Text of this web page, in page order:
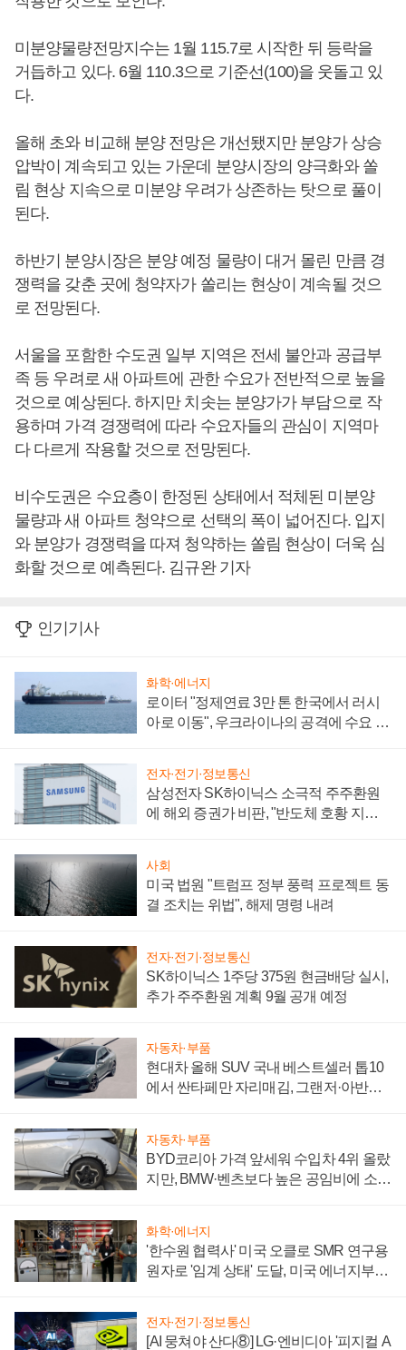
미분양물량전망지수는 1월 115.7로 시작한 뒤 등락을
거듭하고 있다. 6월 110.3으로 기준선(100)을 웃돌고 있
다.
올해 초와 비교해 분양 전망은 개선됐지만 분양가 상승
압박이 계속되고 있는 가운데 분양시장의 양극화와 쏠
림 현상 지속으로 미분양 우려가 상존하는 탓으로 풀이
된다.
하반기 분양시장은 분양 예정 물량이 대거 몰린 만큼 경
쟁력을 갖춘 곳에 청약자가 쏠리는 현상이 계속될 것으
로 전망된다.
서울을 포함한 수도권 일부 지역은 전세 불안과 공급부
족 등 우려로 새 아파트에 관한 수요가 전반적으로 높을
것으로 예상된다. 하지만 치솟는 분양가가 부담으로 작
용하며 가격 경쟁력에 따라 수요자들의 관심이 지역마
다 다르게 작용할 것으로 전망된다.
비수도권은 수요층이 한정된 상태에서 적체된 미분양
물량과 새 아파트 청약으로 선택의 폭이 넓어진다. 입지
와 분양가 경쟁력을 따져 청약하는 쏠림 현상이 더욱 심
화할 것으로 예측된다. 김규완 기자
인기기사
화학·에너지
로이터 "정제연료 3만 톤 한국에서 러시
아로 이동", 우크라이나의 공격에 수요 늘
전자·전기·정보통신
삼성전자 SK하이닉스 소극적 주주환원
에 해외 증권가 비판, "반도체 호황 지속
사회
미국 법원 "트럼프 정부 풍력 프로젝트 동
결 조치는 위법", 해제 명령 내려
전자·전기·정보통신
SK하이닉스 1주당 375원 현금배당 실시,
추가 주주환원 계획 9월 공개 예정
자동차·부품
현대차 올해 SUV 국내 베스트셀러 톱10
에서 싼타페만 자리매김, 그랜저·아반떼
자동차·부품
BYD코리아 가격 앞세워 수입차 4위 올랐
지만, BMW·벤츠보다 높은 공임비에 소비
화학·에너지
'한수원 협력사' 미국 오클로 SMR 연구용
원자로 '임계 상태' 도달, 미국 에너지부
전자·전기·정보통신
[AI 뭉쳐야 산다⑧] LG·엔비디아 '피지컬 A